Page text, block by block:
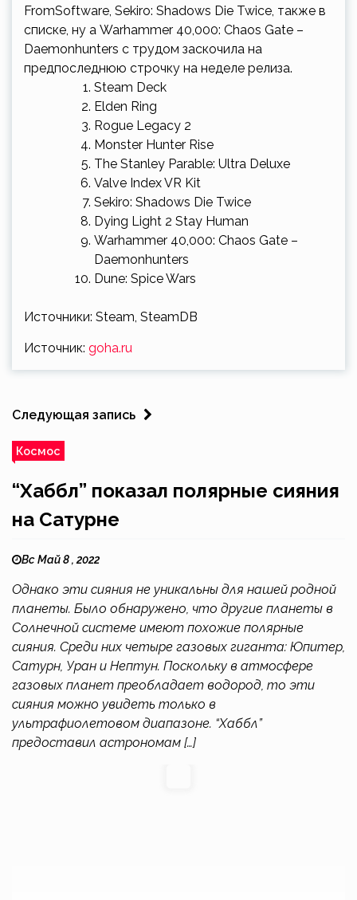
FromSoftware, Sekiro: Shadows Die Twice, также в
списке, ну а Warhammer 40,000: Chaos Gate –
Daemonhunters с трудом заскочила на
предпоследнюю строчку на неделе релиза.
Steam Deck
Elden Ring
Rogue Legacy 2
Monster Hunter Rise
The Stanley Parable: Ultra Deluxe
Valve Index VR Kit
Sekiro: Shadows Die Twice
Dying Light 2 Stay Human
Warhammer 40,000: Chaos Gate –
Daemonhunters
Dune: Spice Wars
Источники: Steam, SteamDB
Источник: goha.ru
Следующая запись
Космос
“Хаббл” показал полярные сияния
на Сатурне
Вс Май 8 , 2022
Однако эти сияния не уникальны для нашей родной
планеты. Было обнаружено, что другие планеты в
Солнечной системе имеют похожие полярные
сияния. Среди них четыре газовых гиганта: Юпитер,
Сатурн, Уран и Нептун. Поскольку в атмосфере
газовых планет преобладает водород, то эти
сияния можно увидеть только в
ультрафиолетовом диапазоне. “Хаббл”
предоставил астрономам […]